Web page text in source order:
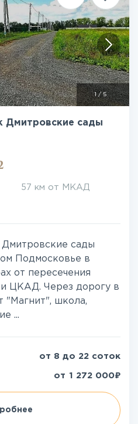
1/5
Дмитровские сады
57 км от МКАД
сады
Подмосковье в
от пересечения
ЦКАД. Через дорогу в
"Магнит", школа,
...
от 8 до 22 соток
от 1 272 000₽